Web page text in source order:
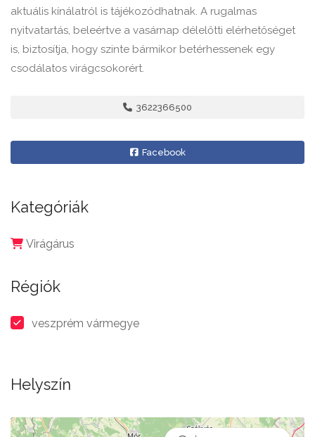
aktuális kínálatról is tájékozódhatnak. A rugalmas
nyitvatartás, beleértve a vasárnap délelőtti elérhetőséget
is, biztosítja, hogy szinte bármikor betérhessenek egy
csodálatos virágcsokorért.
3622366500
Facebook
Kategóriák
Virágárus
Régiók
veszprém vármegye
Helyszín